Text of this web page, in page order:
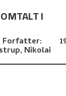
OMTALT I
Forfatter:
Nikolai